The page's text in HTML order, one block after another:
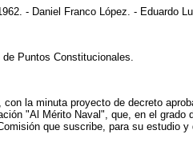
- Daniel Franco López. - Eduardo
Puntos Constitucionales.
la minuta proyecto de decreto
"Al Mérito Naval", que, en el
que suscribe, para su estudio y